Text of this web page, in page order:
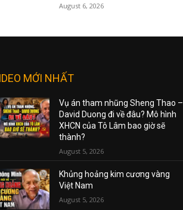
August 6, 2026
MỚI NHẤT
Vụ án tham nhũng Sheng Thao –
David Duong đi về đâu? Mô hình
XHCN của Tô Lâm bao giờ sẽ
thành?
August 5, 2026
Khủng hoảng kim cương vàng
Việt Nam
August 5, 2026